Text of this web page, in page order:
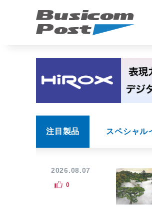
注目製品 スペシャル
2026.08.07
0